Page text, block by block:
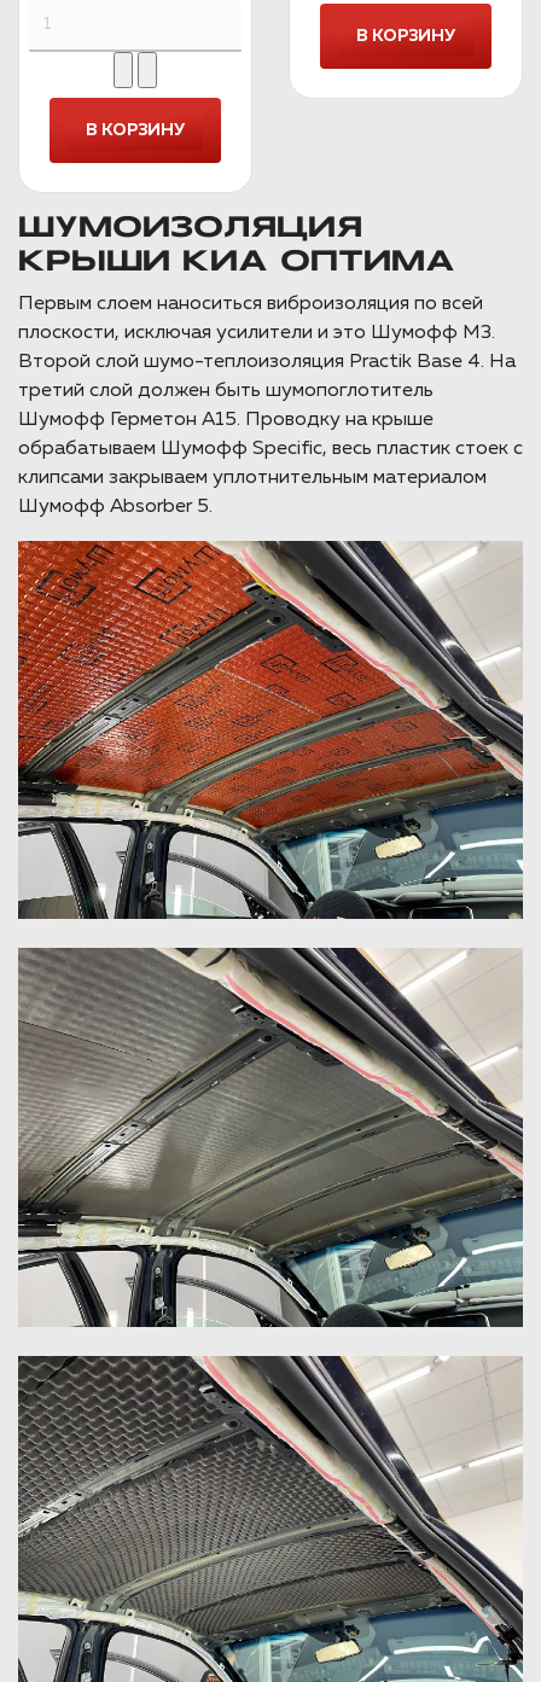
ШУМОИЗОЛЯЦИЯ
КРЫШИ КИА ОПТИМА
Первым слоем наноситься виброизоляция по всей
плоскости, исключая усилители и это Шумофф М3.
Второй слой шумо-теплоизоляция Practik Base 4. На
третий слой должен быть шумопоглотитель
Шумофф Герметон А15. Проводку на крыше
обрабатываем Шумофф Specific, весь пластик стоек с
клипсами закрываем уплотнительным материалом
Шумофф Absorber 5.